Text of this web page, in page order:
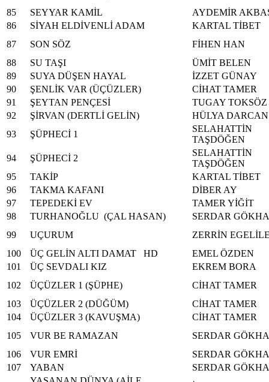
85
SEYYAR KAMİL
AYDEMİR
86
SİYAH ELDİVENLİ ADAM
KARTAL TİBET
87
SON SÖZ
FİHEN HAN
88
SU TAŞI
ÜMİT BELEN
89
SUYA DÜŞEN HAYAL
İZZET GÜNAY
90
ŞENLİK VAR (ÜÇÜZLER)
CİHAT TAMER
91
ŞEYTAN PENÇESİ
TUGAY TOKSÖZ
92
ŞİRVAN (DERTLİ GELİN)
HÜLYA DARCAN
93
ŞÜPHECİ 1
SELAHATTİN
TAŞDÖĞEN
94
ŞÜPHECİ 2
SELAHATTİN
TAŞDÖĞEN
95
TAKİP
KARTAL TİBET
96
TAKMA KAFANI
DİBER AY
97
TEPEDEKİ EV
TAMER YİĞİT
98
TURHANOĞLU (ÇAL HASAN)
SERDAR
99
UÇURUM
ZERRİN
100
ÜÇ GELİN ALTI DAMAT HD
EMEL ÖZDEN
101
ÜÇ SEVDALI KIZ
EKREM BORA
102
ÜÇÜZLER 1 (ŞÜPHE)
CİHAT TAMER
103
ÜÇÜZLER 2 (DÜĞÜM)
CİHAT TAMER
104
ÜÇÜZLER 3 (KAVUŞMA)
CİHAT TAMER
105
VUR BE RAMAZAN
SERDAR
106
VUR EMRİ
SERDAR
107
YABAN
SERDAR